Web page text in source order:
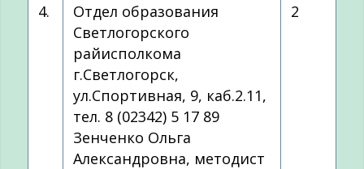
4.
Отдел образования
Светлогорского
райисполкома
г.Светлогорск,
ул.Спортивная, 9, каб.2.11,
тел. 8 (02342) 5 17 89
Зенченко Ольга
Александровна, методист
2